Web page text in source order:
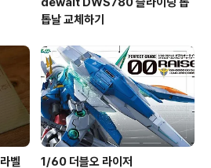
톱날 교체하기
벨
1/60 더블오 라이저